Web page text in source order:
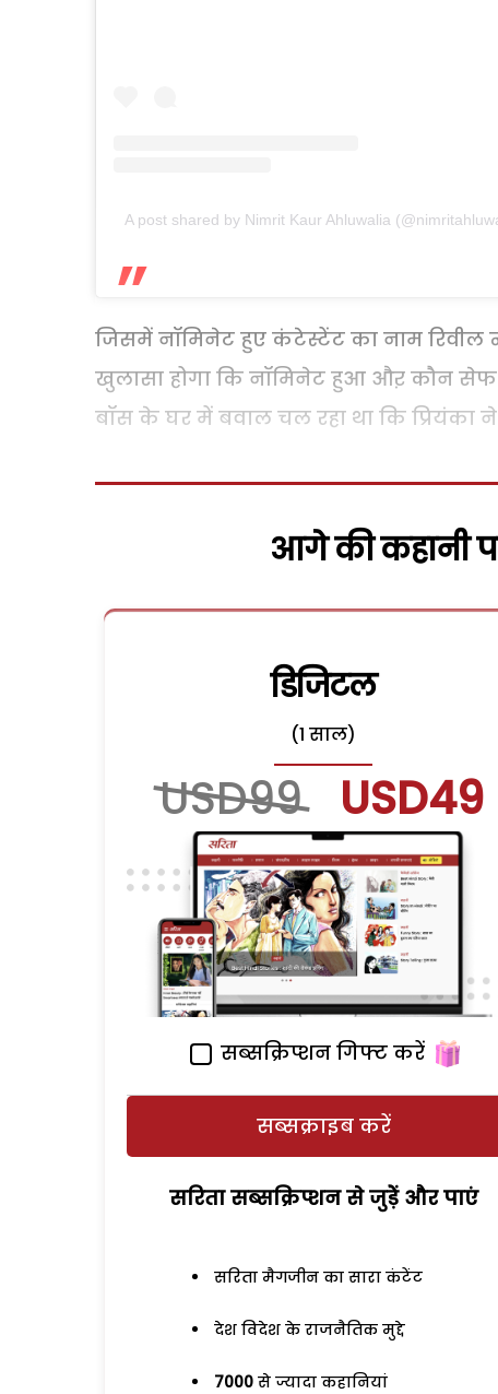
A post shared by Nimrit Kaur Ahluwalia
जिसमें नॉमिनेट हुए कंटेस्टेंट का नाम रिवील
खुलासा होगा कि नॉमिनेट हुआ औऱ कौन
बॉस के घर में बवाल चल रहा था कि प्रियंका
आगे की कहानी
डिजिटल
(1 साल)
USD99 USD49
सब्सक्रिप्शन गिफ्ट करें
सब्सक्राइब करें
सरिता सब्सक्रिप्शन से जुड़ेें और पाएं
सरिता मैगजीन का सारा कंटेंट
देश विदेश के राजनैतिक मुद्दे
7000 से ज्यादा कहानियां